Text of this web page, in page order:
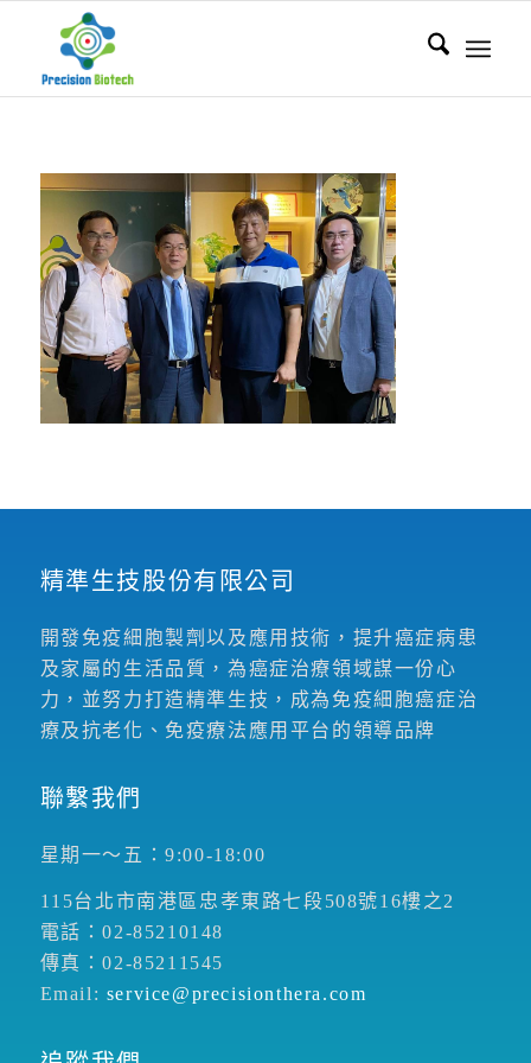
精準生技股份有限公司
開發免疫細胞製劑以及應用技術，提升癌症病患
及家屬的生活品質，為癌症治療領域謀一份心
力，並努力打造精準生技，成為免疫細胞癌症治
療及抗老化、免疫療法應用平台的領導品牌
聯繫我們
星期一～五：9:00-18:00
115台北市南港區忠孝東路七段508號16樓之2
電話：02-85210148
傳真：02-85211545
Email: service@precisionthera.com